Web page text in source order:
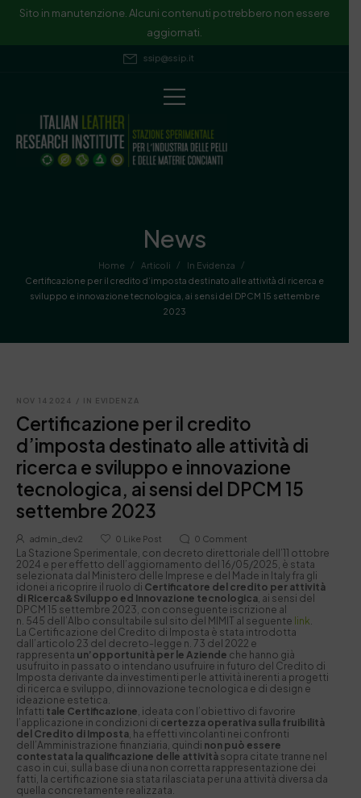
Sito in manutenzione. Alcuni contenuti potrebbero non essere
aggiornati.
ssip@ssip.it
News
Home / Articoli / In Evidenza
/
Certificazione per il credito d’imposta destinato alle attività di ricerca e
sviluppo e innovazione tecnologica, ai sensi del DPCM 15 settembre
2023
NOV 14 2024 / IN EVIDENZA
Certificazione per il credito
d’imposta destinato alle attività di
ricerca e sviluppo e innovazione
tecnologica, ai sensi del DPCM 15
settembre 2023
admin_dev2 0 Like Post 0 Comment
La Stazione Sperimentale, con decreto direttoriale dell’11 ottobre
2024 e per effetto dell’aggiornamento del 16/05/2025, è stata
selezionata dal Ministero delle Imprese e del Made in Italy fra gli
idonei a ricoprire il ruolo di Certificatore del credito per attività
di Ricerca&Sviluppo ed Innovazione tecnologica, ai sensi del
DPCM 15 settembre 2023, con conseguente iscrizione al
n. 545 dell’Albo consultabile sul sito del MIMIT al seguente link.
La Certificazione del Credito di Imposta è stata introdotta
dall’articolo 23 del decreto-legge n. 73 del 2022 e
rappresenta un’opportunità per le Aziende che hanno già
usufruito in passato o intendano usufruire in futuro del Credito di
Imposta derivante da investimenti per le attività inerenti a progetti
di ricerca e sviluppo, di innovazione tecnologica e di design e
ideazione estetica.
Infatti tale Certificazione, ideata con l’obiettivo di favorire
l’applicazione in condizioni di certezza operativa sulla fruibilità
del Credito di Imposta, ha effetti vincolanti nei confronti
dell’Amministrazione finanziaria, quindi non può essere
contestata la qualificazione delle attività sopra citate tranne nel
caso in cui, sulla base di una non corretta rappresentazione dei
fatti, la certificazione sia stata rilasciata per una attività diversa da
quella concretamente realizzata.